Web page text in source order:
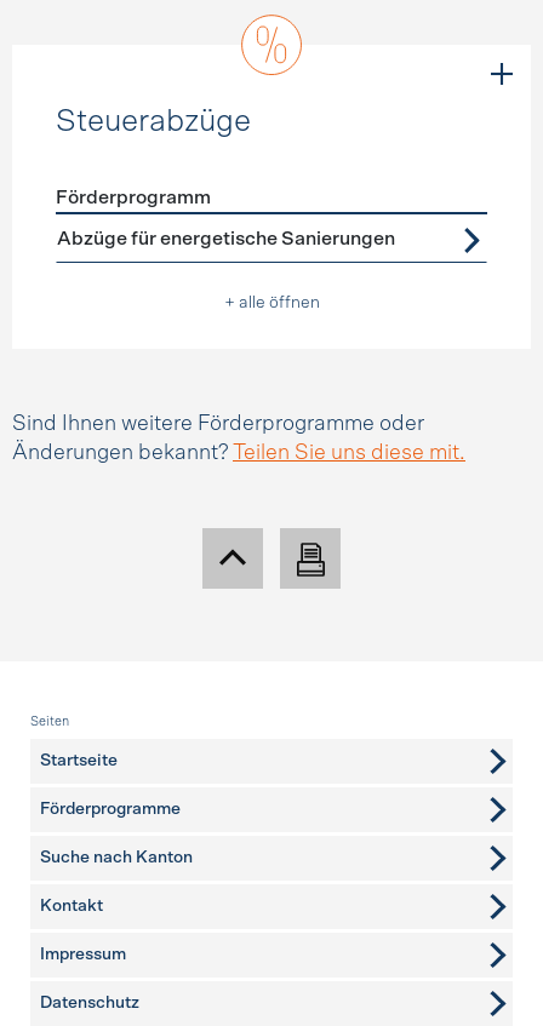
Steuerabzüge
Förderprogramme Steuerabzüge
Förderprogramm
Abzüge für energetische Sanierungen
+ alle öffnen
Sind Ihnen weitere Förderprogramme oder
Änderungen bekannt?
Teilen Sie uns diese mit.
Fusszeile
Seiten
Startseite
Förderprogramme
Suche nach Kanton
weitere Seiten
Kontakt
Impressum
Datenschutz